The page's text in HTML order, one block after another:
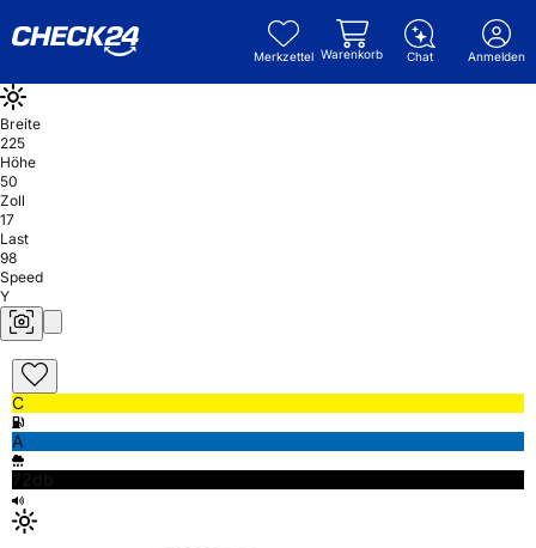
Merkzettel Warenkorb Chat Anmelden
Breite
225
Höhe
50
Zoll
17
Last
98
Speed
Y
C
A
72db